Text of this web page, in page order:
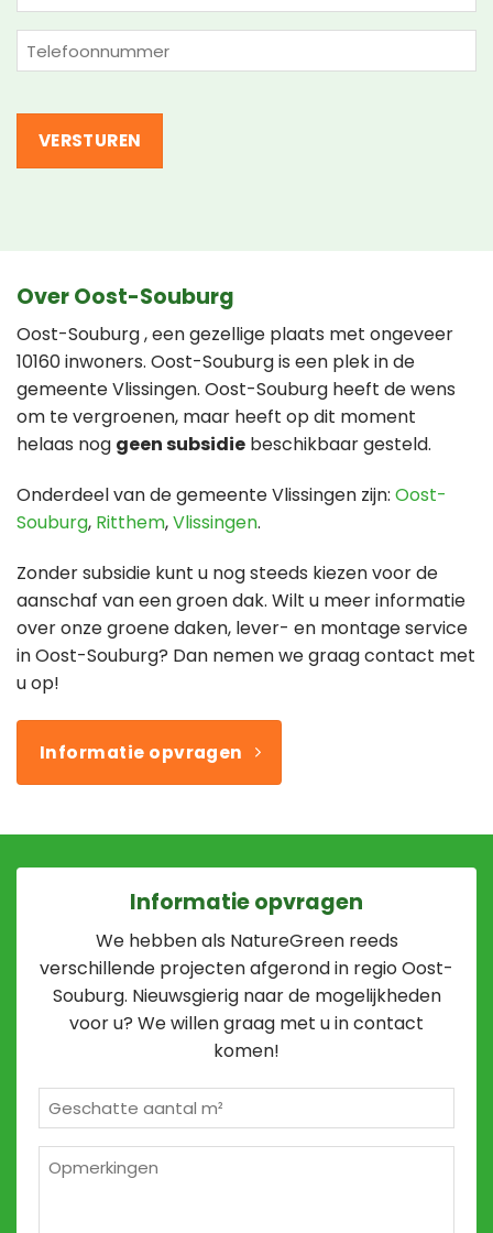
mailadres
Telefoon
(Vereist)
Over Oost-Souburg
Oost-Souburg , een gezellige plaats met ongeveer
10160 inwoners. Oost-Souburg is een plek in de
gemeente Vlissingen. Oost-Souburg heeft de wens
om te vergroenen, maar heeft op dit moment
helaas nog geen subsidie beschikbaar gesteld.
Onderdeel van de gemeente Vlissingen zijn: Oost-
Souburg, Ritthem,Vlissingen.
Zonder subsidie kunt u nog steeds kiezen voor de
aanschaf van een groen dak. Wilt u meer informatie
over onze groene daken, lever- en montage service
in Oost-Souburg? Dan nemen we graag contact met
u op!
Informatie opvragen
Informatie opvragen
We hebben als NatureGreen reeds
verschillende projecten afgerond in regio Oost-
Souburg. Nieuwsgierig naar de mogelijkheden
voor u? We willen graag met u in contact
komen!
m²